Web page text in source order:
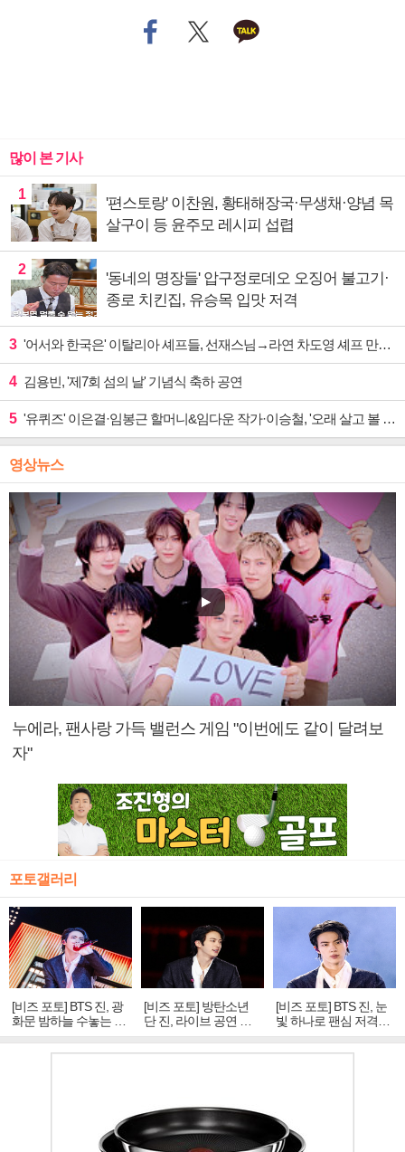
많이 본 기사
1
'편스토랑' 이찬원, 황태해장국·무생채·양념 목
살구이 등 윤주모 레시피 섭렵
2
'동네의 명장들' 압구정로데오 오징어 불고기·
종로 치킨집, 유승목 입맛 저격
3 '어서와 한국은' 이탈리아 셰프들, 선재스님→라연 차도영 셰프 만난다
4 김용빈, '제7회 섬의 날' 기념식 축하 공연
5 '유퀴즈' 이은결·임봉근 할머니&임다운 작가·이승철, '오래 살고 볼 일' 특집 출격
영상뉴스
누에라, 팬사랑 가득 밸런스 게임 "이번에도 같이 달려보
자"
포토갤러리
[비즈 포토] BTS 진, 광
화문 밤하늘 수놓는 '비
주얼 킹'의 열창
[비즈 포토] 방탄소년
단 진, 라이브 공연 중
빛나는 독보적 아우라
[비즈 포토] BTS 진, 눈
빛 하나로 팬심 저격…
독보적 카리스마